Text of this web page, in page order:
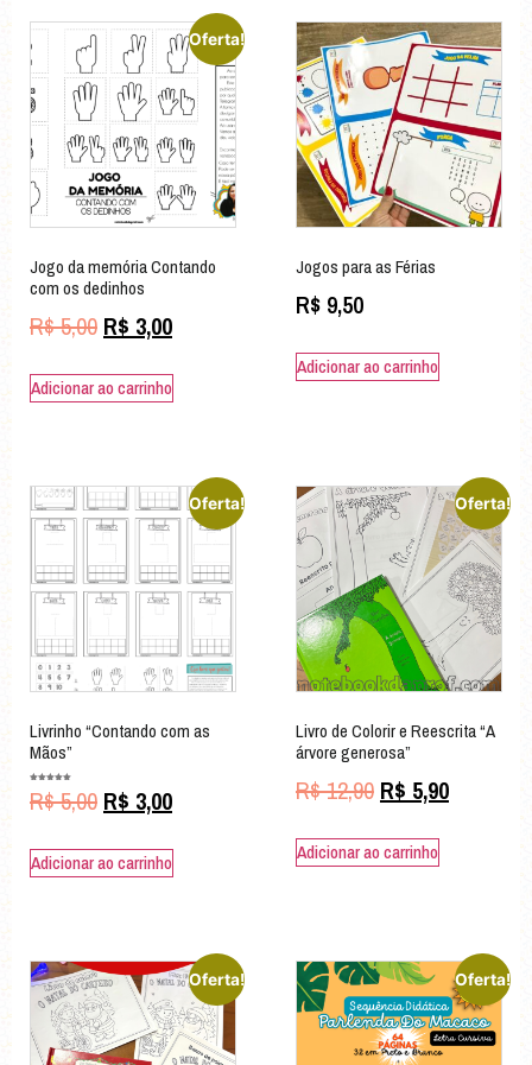
Oferta!
Jogo da memória Contando
com os dedinhos
R$5,00 R$ 3,00
Adicionar ao carrinho
Jogos para as Férias
R$ 9,50
Adicionar ao carrinho
Oferta!
Livrinho “Contando com as
Mãos”
5.00
de 5
R$5,00 R$ 3,00
Adicionar ao carrinho
Oferta!
Livro de Colorir e Reescrita “A
árvore generosa”
R$12,90 R$ 5,90
Adicionar ao carrinho
Oferta! Oferta!